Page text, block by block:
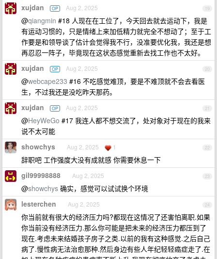
19
xujdan OP Aug 2, 2025
@qiangmin #18 人现在在工位了，今天回去就去运动下，我是
有运动习惯的，只是情绪上来加低精力就完全不想动了；至于工
作要是和领导谈了估计会觉得我不行，没准要优化我，我还是想
再忍忍一阵子，毕竟现在这状态感觉重新去找工作也不太好。
20
xujdan OP Aug 2, 2025
@webcape233 #16 不吃感觉难顶，要是不难顶就不会去看医
生，不过我还是没吃昨天那药。
21
xujdan OP Aug 2, 2025
@HeyWeGo #17 我连人都不想交流了，处对象对于现在的我来
说不太可能
22
showchys Aug 2, 2025 1
辞职吧 工作强度大没有成就感 你需要休息一下
23
gil99998888 Aug 2, 2025
@showchys 确实，感觉可以试试换个环境
24
lesterchen Aug 2, 2025
你当前就有很大的经济压力吗?都现在这情况了还害怕离职.如果
你当前没有经济压力.那么你可能是把未来的经济压力都压到了
现在.考虑未来结婚孩子房子之类.以前的我有这种感觉.之后自己
病了.慢性病无法治愈那种.然后身边有些人年纪轻轻癌症走了.在